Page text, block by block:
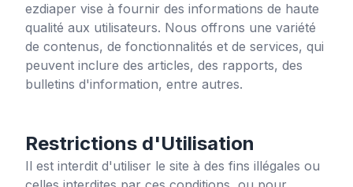
ezdiaper vise à fournir des informations de haute
qualité aux utilisateurs. Nous offrons une variété
de contenus, de fonctionnalités et de services, qui
peuvent inclure des articles, des rapports, des
bulletins d'information, entre autres.
Restrictions d'Utilisation
Il est interdit d'utiliser le site à des fins illégales ou